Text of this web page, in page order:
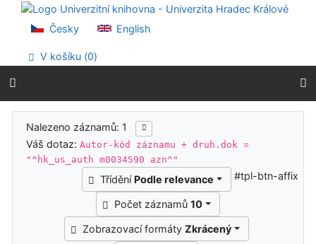
Přejít na obsah
Přejít na menu
Prohlášení o webové přístupnosti
Česky English
V košíku (0)
Výsledky vyhledávání
Nalezeno záznamů: 1
Váš dotaz:Autor-kód záznamu + druh.dok =
"^hk_us_auth m0034590 azn^"
Třídění Podle relevance
Počet záznamů 10
Zobrazovací formáty Zkrácený
#tpl-btn-affix